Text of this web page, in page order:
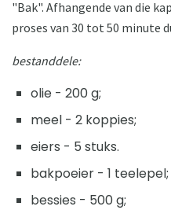
"Bak". Afhangende van die
proses van 30 tot 50 minute
bestanddele:
olie - 200 g;
meel - 2 koppies;
eiers - 5 stuks.
bakpoeier - 1 teelepel;
bessies - 500 g;